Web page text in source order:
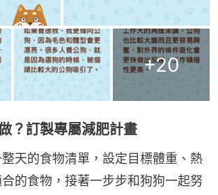
+20
？訂製專屬減肥計畫
天的食物清單，設定目標體重、熱
的食物，接著一步步和狗狗一起努